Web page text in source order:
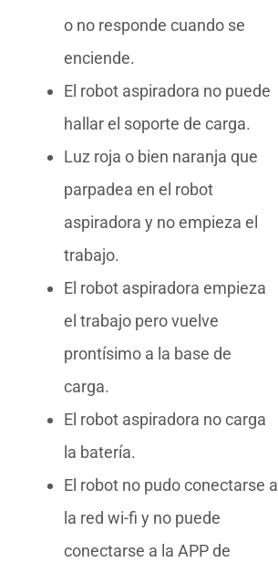
o no responde cuando se
enciende.
El robot aspiradora no puede
hallar el soporte de carga.
Luz roja o bien naranja que
parpadea en el robot
aspiradora y no empieza el
trabajo.
El robot aspiradora empieza
el trabajo pero vuelve
prontísimo a la base de
carga.
El robot aspiradora no carga
la batería.
El robot no pudo conectarse a
la red wi-fi y no puede
conectarse a la APP de